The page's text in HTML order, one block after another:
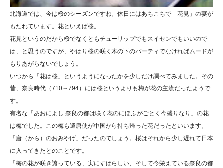
北海道では、今は桜のシーズンですね。休日にはあちこちで「花見」の宴が
もたれています。花といえば桜。
花見という のだから桜でなくともチューリップでもスイセンでもいいので
は、と思うのですが、やはり桜の咲く木の下のパーティでなければムードが
もりあがらないでしょう。
いつから「花は桜」というようになったかを少しだけ調べてみました。その
昔、奈良時代（710～794）には桜というよりも梅が花の主流だったようで
す。
有名な「あおによし 奈良の都は咲く花のにほふがごとく今盛りなり」の花
は梅でした。この梅も遣唐使が中国から持ち帰った花だったといいます。
「唐（から）のおみやげ」だったのでしょう。桜はそれから少し遅れて日本
に入ってきたとのことです。
「梅の花が咲き誇っている、実にすばらしい、そして今栄えている奈良の都